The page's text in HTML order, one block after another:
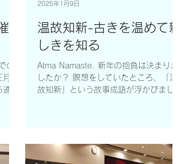
の
と
り
温故知新-古きを温めて新
しきを知る
Atma Namaste. 新年の抱負は決まりま
したか？ 瞑想をしていたところ、「温
故知新」という故事成語が浮かびまし
ま）わく...
2025年1月9日